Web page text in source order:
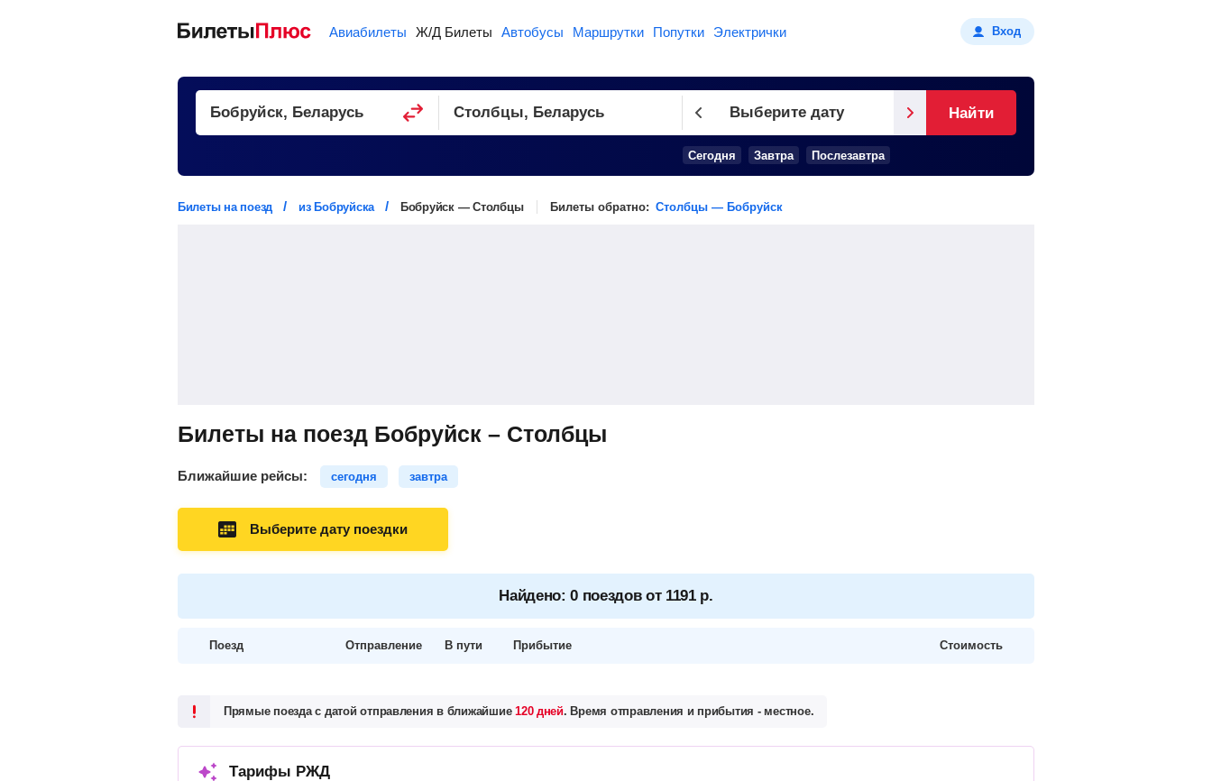
Авиабилеты Ж/Д Билеты Автобусы Маршрутки Попутки Электрички Вход
Выберите дату
Сегодня Завтра Послезавтра
Найти
Билеты на поезд из Бобруйска Бобруйск — Столбцы Билеты обратно: Столбцы — Бобруйск
Билеты на поезд Бобруйск – Столбцы
Ближайшие рейсы: сегодня завтра
Выберите дату поездки
Найдено: 0 поездов от 1191 р.
Поезд Отправление В пути Прибытие Стоимость
Прямые поезда с датой отправления в ближайшие120 дней. Время отправления и прибытия - местное.
Тарифы РЖД